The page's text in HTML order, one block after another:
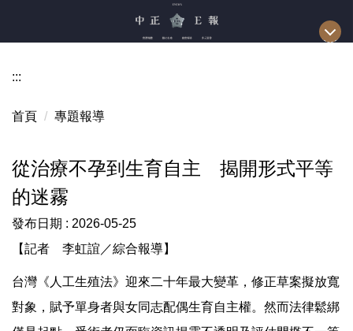
區
:::
首頁 專題報導
從治療不孕到生育自主 揭開形式平等
的迷霧
發布日期 : 2026-05-25
【記者 李虹誼／綜合報導】
台灣《人工生殖法》迎來二十年最大變革，修正草案擬放寬
對象，賦予單身者與女同志配偶生育自主權。然而法律鬆綁